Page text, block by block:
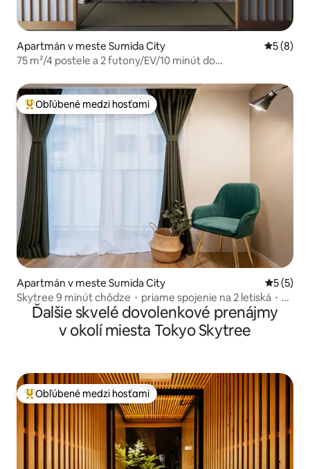
Apartmán v meste Sumida City
5 (8)
75 m²/4 postele a 2 futony/EV/10 minút do
Najobľúbenejšie medzi hosťami
Obľúbené medzi hosťami
Apartmán v meste Sumida City
5 (5)
Skytree 9 minút chôdze・priame spojenie na 2 letiská・2
izbyĎalšie skvelé dovolenkové prenájmy
v okolí miesta Tokyo Skytree
Najobľúbenejšie medzi hosťami
Obľúbené medzi hosťami